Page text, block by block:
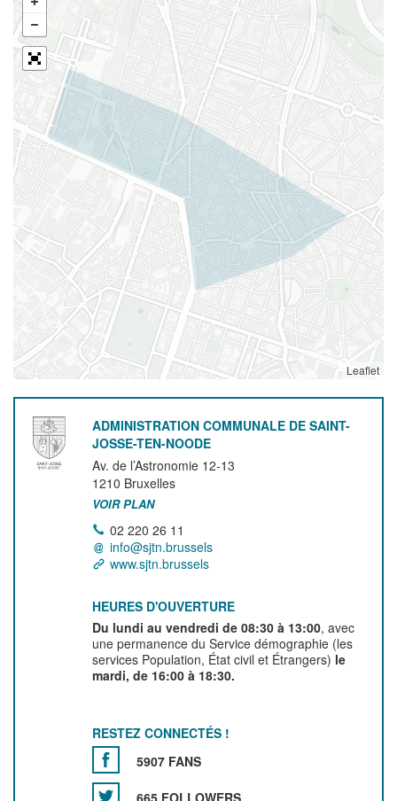
Leaflet
ADMINISTRATION COMMUNALE DE SAINT-
JOSSE-TEN-NOODE
Av. de l’Astronomie 12-13
1210 Bruxelles
VOIR PLAN
02 220 26 11
info@sjtn.brussels
www.sjtn.brussels
HEURES D'OUVERTURE
Du lundi au vendredi de 08:30 à 13:00, avec
une permanence du Service démographie (les
services Population, État civil et Étrangers) le
mardi, de 16:00 à 18:30.
RESTEZ CONNECTÉS !
5907 FANS